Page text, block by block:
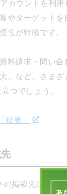
カウントを利用
やターゲット
性が特徴です。
料請求・問い
」など、さま
つでしょう。
要」
掲載先に広告